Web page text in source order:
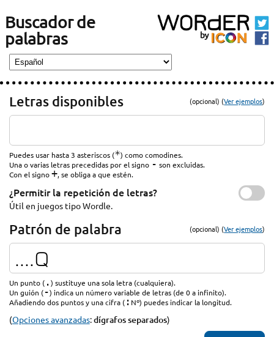
Buscador de
palabras
Letras disponibles (opcional) (Ver ejemplos)
Puedes usar hasta 3 asteriscos (*) como comodines.
Una o varias letras precedidas por el signo - son excluidas.
Con el signo+, se obliga a que estén.
¿Permitir la repetición de letras?
Útil en juegos tipo Wordle.
Patrón de palabra (opcional) (Ver ejemplos)
Un punto (.) sustituye una sola letra (cualquiera).
Un guión (-) indica un número variable de letras (de 0 a infinito).
Añadiendo dos puntos y una cifra (: Nº) puedes indicar la longitud.
(Opciones avanzadas:dígrafos separados)